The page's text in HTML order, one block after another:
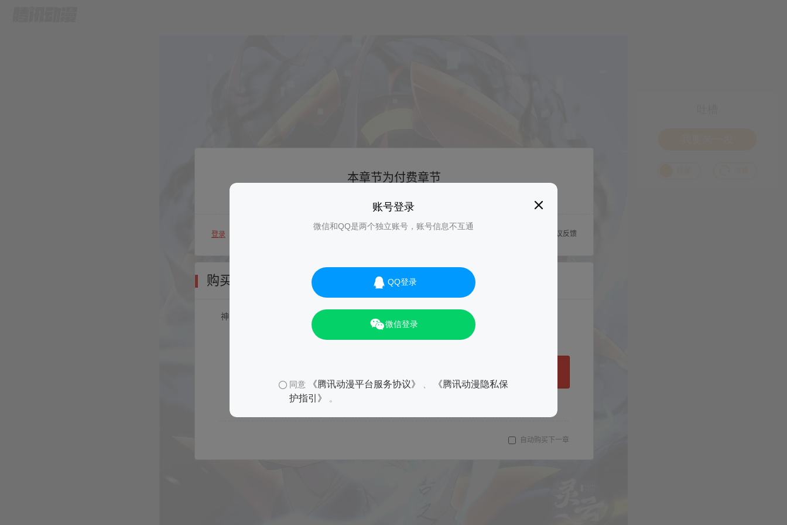
账号登录
微信和QQ是两个独立账号，账号信息不互通
QQ登录
微信登录
同意 《腾讯动漫平台服务协议》
《腾讯动漫隐私保
护指引》
。